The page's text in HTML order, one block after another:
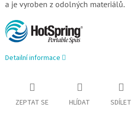
a je vyroben z odolných materiálů.
Detailní informace
ZEPTAT SE HLÍDAT SDÍLET